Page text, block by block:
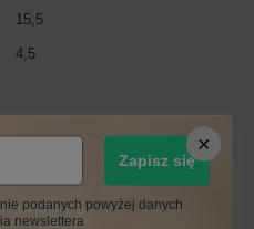
15,5
4,5
Zapisz się
podanych powyżej danych
newslettera